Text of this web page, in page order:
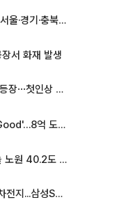
관위 등 추가 압수수색
서 화재 발생
‘나솔사계’ 국화, 결별 후 재등장⋯첫인상 투표 휩쓸고 ‘인기녀’ 등극
산 대통령실 CI 업체가 수행
40.2도 기록
[특징주] 반도체 온기 탄 2차전지...삼성SDI, 장 초반 7% 넘게 껑충